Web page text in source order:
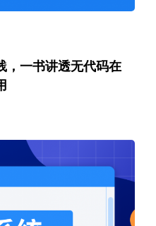
，一书讲透无代码在